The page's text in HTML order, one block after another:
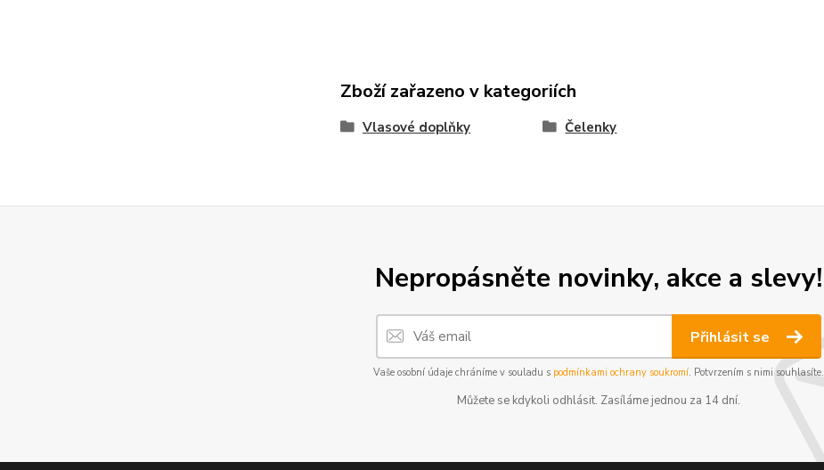
Zboží zařazeno v kategoriích
Vlasové doplňky Čelenky
Nepropásněte novinky, akce a slevy!
Přihlásit se
Vaše osobní údaje chráníme v souladu s podmínkami ochrany soukromí. Potvrzením s nimi souhlasíte.
Můžete se kdykoli odhlásit. Zasíláme jednou za 14 dní.